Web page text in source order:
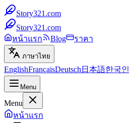
Story321.com
Story321.com
หน้าแรก
Blog ราคา
ภาษาไทย
EnglishFrançaisDeutsch 日本語한국인
Menu
Menu
หน้าแรก